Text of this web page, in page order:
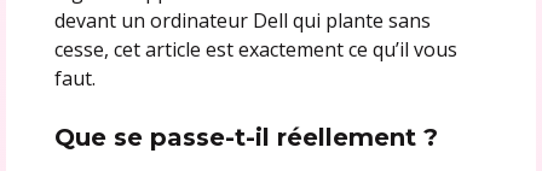
devant un ordinateur Dell qui plante sans
cesse, cet article est exactement ce qu’il vous
faut.
Que se passe-t-il réellement ?